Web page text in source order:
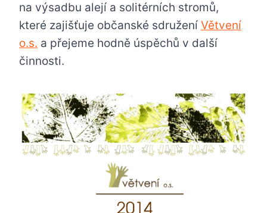
na výsadbu alejí a solitérních stromů,
které zajišťuje občanské sdružení Větvení
o.s. a přejeme hodně úspěchů v další
činnosti.